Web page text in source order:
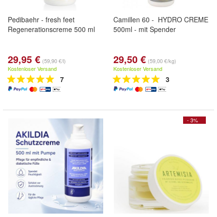
Pedibaehr - fresh feet
Regenerationscreme 500 ml
29,95 € (59,90 €/l)
Kostenloser Versand
7
Camillen 60 - HYDRO CREME
500ml - mit Spender
29,50 € (59,00 €/kg)
Kostenloser Versand
3
- 3%